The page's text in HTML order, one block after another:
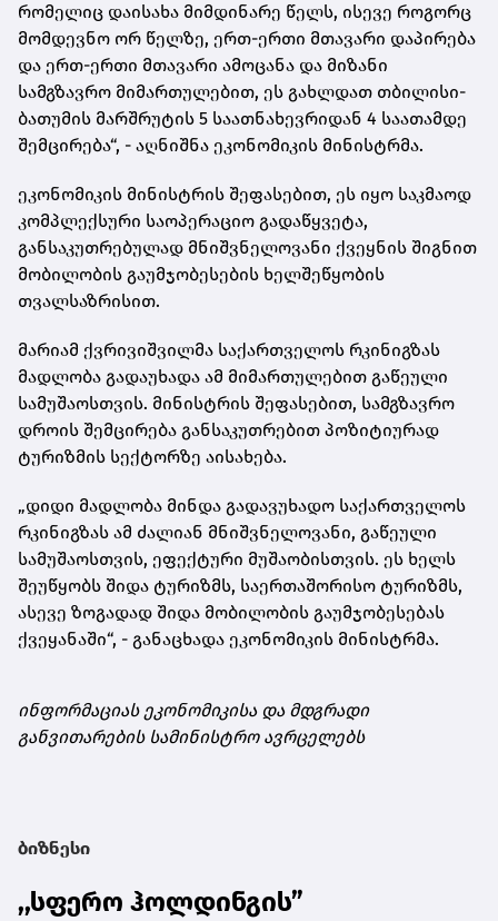
რომელიც დაისახა მიმდინარე წელს, ისევე როგორც
მომდევნო ორ წელზე, ერთ-ერთი მთავარი დაპირება
და ერთ-ერთი მთავარი ამოცანა და მიზანი
სამგზავრო მიმართულებით, ეს გახლდათ თბილისი-
ბათუმის მარშრუტის 5 საათნახევრიდან 4 საათამდე
შემცირება“, - აღნიშნა ეკონომიკის მინისტრმა.
ეკონომიკის მინისტრის შეფასებით, ეს იყო საკმაოდ
კომპლექსური საოპერაციო გადაწყვეტა,
განსაკუთრებულად მნიშვნელოვანი ქვეყნის შიგნით
მობილობის გაუმჯობესების ხელშეწყობის
თვალსაზრისით.
მარიამ ქვრივიშვილმა საქართველოს რკინიგზას
მადლობა გადაუხადა ამ მიმართულებით გაწეული
სამუშაოსთვის. მინისტრის შეფასებით, სამგზავრო
დროის შემცირება განსაკუთრებით პოზიტიურად
ტურიზმის სექტორზე აისახება.
„დიდი მადლობა მინდა გადავუხადო საქართველოს
რკინიგზას ამ ძალიან მნიშვნელოვანი, გაწეული
სამუშაოსთვის, ეფექტური მუშაობისთვის. ეს ხელს
შეუწყობს შიდა ტურიზმს, საერთაშორისო ტურიზმს,
ასევე ზოგადად შიდა მობილობის გაუმჯობესებას
ქვეყანაში“, - განაცხადა ეკონომიკის მინისტრმა.
ინფორმაციას ეკონომიკისა და მდგრადი
განვითარების სამინისტრო ავრცელებს
ბიზნესი
,,სფერო ჰოლდინგის”